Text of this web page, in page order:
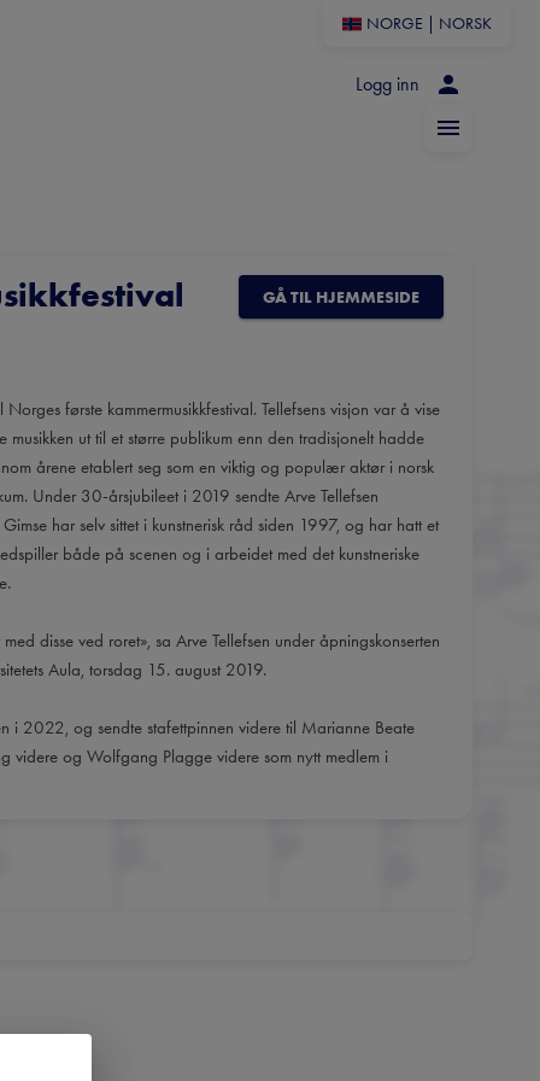
NORGE NORSK
Logg inn
GÅ TIL HJEMMESIDE
første kammermusikkfestival. Tellefsens visjon var å vise
musikken ut til et større publikum enn den tradisjonelt hadde
årene etablert seg som en viktig og populær aktør i norsk
Under 30-årsjubileet i 2019 sendte Arve Tellefsen
har selv sittet i kunstnerisk råd siden 1997, og har hatt et
både på scenen og i arbeidet med det kunstneriske
disse ved roret», sa Arve Tellefsen under åpningskonserten
Aula, torsdag 15. august 2019.
i 2022, og sendte stafettpinnen videre til Marianne Beate
videre og Wolfgang Plagge videre som nytt medlem i